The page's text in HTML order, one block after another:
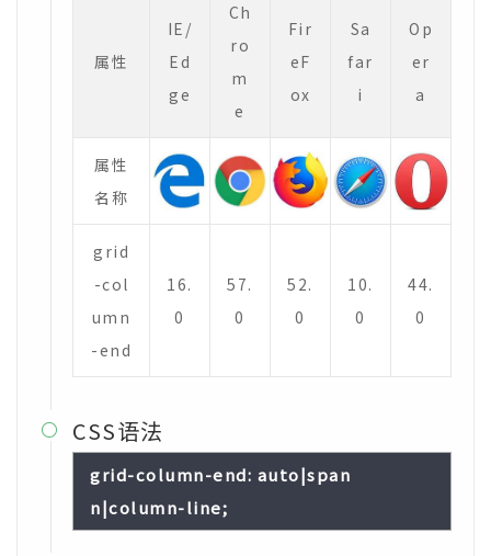
属性
IE/
Ed
ge
Ch
ro
m
e
Fir
eF
ox
Sa
far
i
Op
er
a
属性
名称
grid
-col
umn
-end
16.
0
57.
0
52.
0
10.
0
44.
0
 CSS语法
grid-column-end: auto|span
n|column-line;